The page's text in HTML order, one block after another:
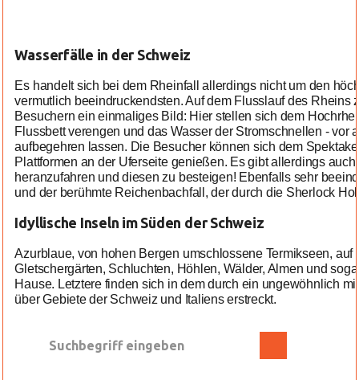
Wasserfälle in der Schweiz
Es handelt sich bei dem Rheinfall allerdings nicht um den
vermutlich beeindruckendsten. Auf dem Flusslauf des
Besuchern ein einmaliges Bild: Hier stellen sich dem
Flussbett verengen und das Wasser der Stromschnellen -
aufbegehren lassen. Die Besucher können sich dem
Plattformen an der Uferseite genießen. Es gibt allerdings
heranzufahren und diesen zu besteigen! Ebenfalls sehr
und der berühmte Reichenbachfall, der durch die Sherlock
Idyllische Inseln im Süden der Schweiz
Azurblaue, von hohen Bergen umschlossene Termikseen,
Gletschergärten, Schluchten, Höhlen, Wälder, Almen und
Hause. Letztere finden sich in dem durch ein ungewöhnlich
über Gebiete der Schweiz und Italiens erstreckt.